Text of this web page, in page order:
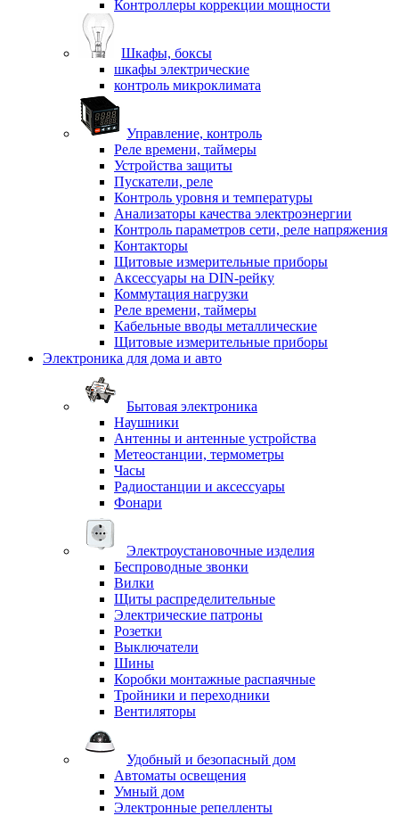
Контроллеры коррекции мощности
Шкафы, боксы
шкафы электрические
контроль микроклимата
Управление, контроль
Реле времени, таймеры
Устройства защиты
Пускатели, реле
Контроль уровня и температуры
Анализаторы качества электроэнергии
Контроль параметров сети, реле напряжения
Контакторы
Щитовые измерительные приборы
Аксессуары на DIN-рейку
Коммутация нагрузки
Реле времени, таймеры
Кабельные вводы металлические
Щитовые измерительные приборы
Электроника для дома и авто
Бытовая электроника
Наушники
Антенны и антенные устройства
Метеостанции, термометры
Часы
Радиостанции и аксессуары
Фонари
Электроустановочные изделия
Беспроводные звонки
Вилки
Щиты распределительные
Электрические патроны
Розетки
Выключатели
Шины
Коробки монтажные распаячные
Тройники и переходники
Вентиляторы
Удобный и безопасный дом
Автоматы освещения
Умный дом
Электронные репелленты